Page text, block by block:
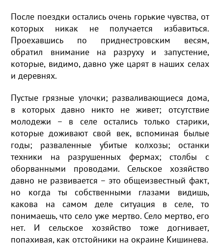
После поездки остались очень горькие чувства, от
которых никак не получается избавиться.
Проехавшись по приднестровским весям,
обратил внимание на разруху и запустение,
которые, видимо, давно уже царят в наших селах
и деревнях.
Пустые грязные улочки; разваливающиеся дома,
в которых давно никто не живет; отсутствие
молодежи – в селе остались только старики,
которые доживают свой век, вспоминая былые
годы; разваленные убитые колхозы; останки
техники на разрушенных фермах; столбы с
оборванными проводами. Сельское хозяйство
давно не развивается – это общеизвестный факт,
но когда ты собственными глазами видишь,
какова на самом деле ситуация в селе, то
понимаешь, что село уже мертво. Село мертво, его
нет. И сельское хозяйство тоже догнивает,
попахивая, как отстойники на окраине Кишинева.